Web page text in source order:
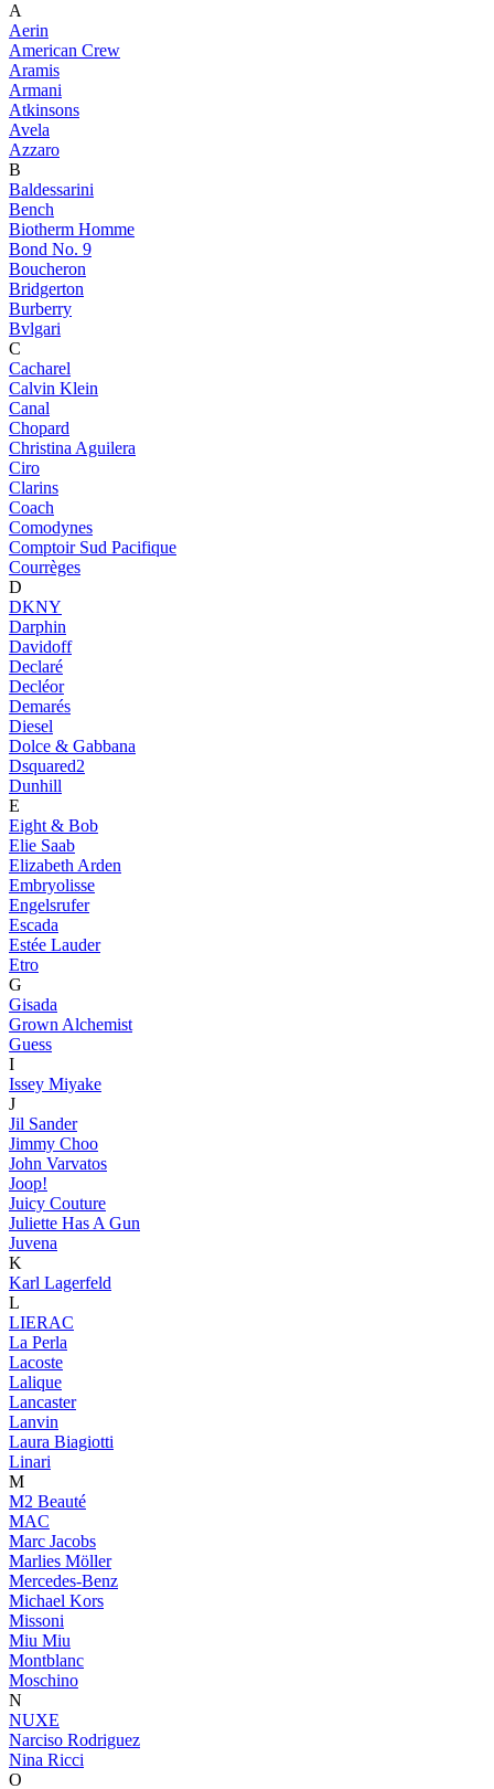
A
Aerin
American Crew
Aramis
Armani
Atkinsons
Avela
Azzaro
B
Baldessarini
Bench
Biotherm Homme
Bond No. 9
Boucheron
Bridgerton
Burberry
Bvlgari
C
Cacharel
Calvin Klein
Canal
Chopard
Christina Aguilera
Ciro
Clarins
Coach
Comodynes
Comptoir Sud Pacifique
Courrèges
D
DKNY
Darphin
Davidoff
Declaré
Decléor
Demarés
Diesel
Dolce & Gabbana
Dsquared2
Dunhill
E
Eight & Bob
Elie Saab
Elizabeth Arden
Embryolisse
Engelsrufer
Escada
Estée Lauder
Etro
G
Gisada
Grown Alchemist
Guess
I
Issey Miyake
J
Jil Sander
Jimmy Choo
John Varvatos
Joop!
Juicy Couture
Juliette Has A Gun
Juvena
K
Karl Lagerfeld
L
LIERAC
La Perla
Lacoste
Lalique
Lancaster
Lanvin
Laura Biagiotti
Linari
M
M2 Beauté
MAC
Marc Jacobs
Marlies Möller
Mercedes-Benz
Michael Kors
Missoni
Miu Miu
Montblanc
Moschino
N
NUXE
Narciso Rodriguez
Nina Ricci
O